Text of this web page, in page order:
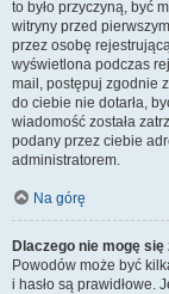
to było przyczyną, być
witryny przed
przez osobę
wyświetlona podczas
mail, postępuj zgodnie
do ciebie nie dotarła,
wiadomość została
podany przez ciebie
administratorem.
Na górę
Dlaczego nie mogę
Powodów może być
i hasło są prawidłowe.